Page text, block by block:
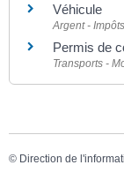
Véhicule
Argent -
Permis de
Transports -
© Direction de